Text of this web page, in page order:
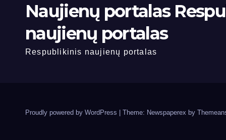
Naujienų portalas
naujienų portalas
Respublikinis naujienų portalas
Proudly powered by WordPress Theme: Newspaperex by